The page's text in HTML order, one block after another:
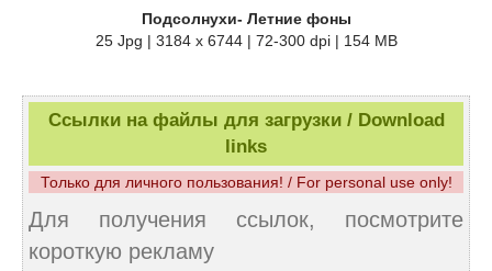
Подсолнухи- Летние фоны
25 Jpg | 3184 x 6744 | 72-300 dpi | 154 MB
Ссылки на файлы для загрузки / Download
links
Только для личного пользования! / For personal use only!
Для получения ссылок, посмотрите
короткую рекламу